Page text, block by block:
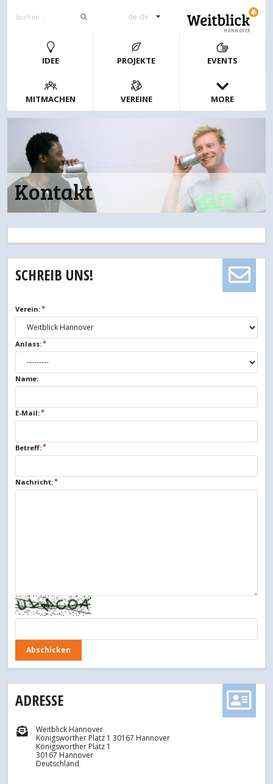
de-de
HANNOVER
IDEE PROJEKTE EVENTS
MITMACHEN VEREINE MORE
Kontakt
SCHREIB UNS!
Verein:
Anlass:
Name:
E-Mail:
Betreff:
Nachricht:
ADRESSE
Weitblick Hannover
Königsworther Platz 1 30167 Hannover
Königsworther Platz 1
30167 Hannover
Deutschland